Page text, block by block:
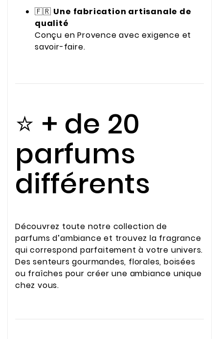
🇫🇷 Une fabrication artisanale de
qualité
Conçu en Provence avec exigence et
savoir-faire.
⭐ + de 20
parfums
différents
Découvrez toute notre collection de
parfums d’ambiance et trouvez la fragrance
qui correspond parfaitement à votre univers.
Des senteurs gourmandes, florales, boisées
ou fraîches pour créer une ambiance unique
chez vous.